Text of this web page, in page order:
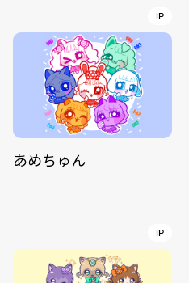
IP
あめちゅん
IP